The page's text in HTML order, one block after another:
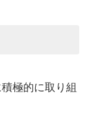
極的に取り組